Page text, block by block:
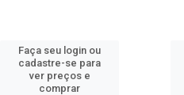
Faça seu login ou
cadastre-se para
ver preços e
comprar